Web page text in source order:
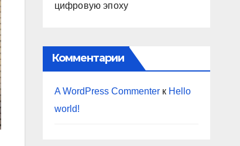
цифровую эпоху
Комментарии
A WordPress Commenterк Hello
world!